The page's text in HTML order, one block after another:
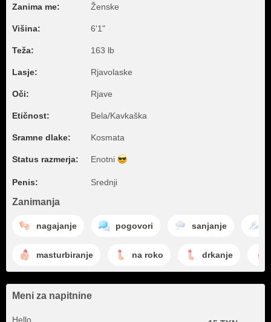
Zanima me: Ženske
Višina: 6'1"
Teža: 163 lb
Lasje: Rjavolaske
Oči: Rjave
Etičnost: Bela/Kavkaška
Sramne dlake: Kosmata
Status razmerja: Enotni
Penis: Srednji
Zanimanja
nagajanje pogovori sanjanje
masturbiranje na roko drkanje
Meni za napitnine
Hello